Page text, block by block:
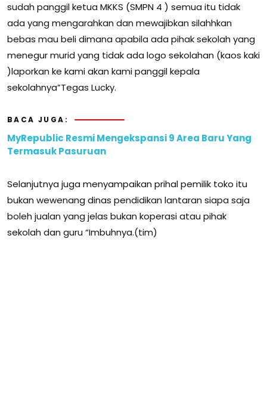
sudah panggil ketua MKKS (SMPN 4 ) semua itu tidak
ada yang mengarahkan dan mewajibkan silahhkan
bebas mau beli dimana apabila ada pihak sekolah yang
menegur murid yang tidak ada logo sekolahan (kaos kaki
)laporkan ke kami akan kami panggil kepala
sekolahnya”Tegas Lucky.
BACA JUGA:
MyRepublic Resmi Mengekspansi 9 Area Baru Yang
Termasuk Pasuruan
Selanjutnya juga menyampaikan prihal pemilik toko itu
bukan wewenang dinas pendidikan lantaran siapa saja
boleh jualan yang jelas bukan koperasi atau pihak
sekolah dan guru “Imbuhnya.(tim)